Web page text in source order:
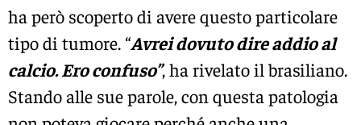
ha però scoperto di avere questo particolare
tipo di tumore. “Avrei dovuto dire addio al
calcio. Ero confuso”, ha rivelato il brasiliano.
Stando alle sue parole, con questa patologia